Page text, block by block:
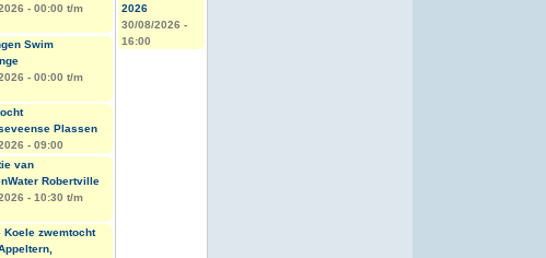
- 00:00 t/m
Swim
- 00:00 t/m
Plassen
- 09:00
van
Robertville
- 10:30 t/m
Koele zwemtocht
2026
30/08/2026 -
16:00